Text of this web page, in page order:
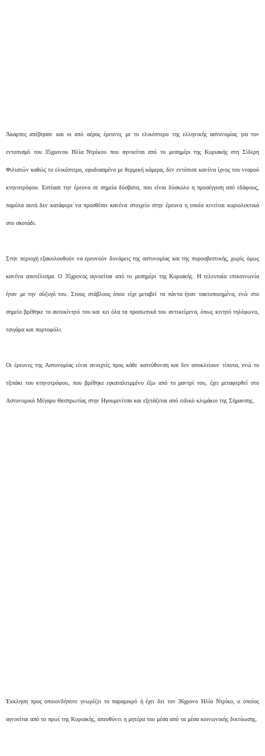
Άκαρπες απέβησαν και οι από αέρος έρευνες με το ελικόπτερο της ελληνικής αστυνομίας για τον
εντοπισμό του 35χρονου Ηλία Ντρίκου που αγνοείται από το μεσημέρι της Κυριακής στη Σίδερη
Φιλιατών καθώς το ελικόπτερο, εφοδιασμένο με θερμική κάμερα, δεν εντόπισε κανένα ίχνος του νεαρού
κτηνοτρόφου. Εστίασε την έρευνα σε σημεία δύσβατα, που είναι δύσκολο η προσέγγιση από εδάφους,
παρόλα αυτά δεν κατάφερε να προσθέσει κανένα στοιχείο στην έρευνα η οποία κινείται κυριολεκτικά
στο σκοτάδι.
Στην περιοχή εξακολουθούν να ερευνούν δυνάμεις της αστυνομίας και της πυροσβεστικής, χωρίς όμως
κανένα αποτέλεσμα. Ο 35χρονος αγνοείται από το μεσημέρι της Κυριακής. Η τελευταία επικοινωνία
ήταν με την σύζυγό του. Στους στάβλους όπου είχε μεταβεί τα πάντα ήταν τακτοποιημένα, ενώ στο
σημείο βρέθηκε το αυτοκίνητό του και κει όλα τα προσωπικά του αντικείμενα, όπως κινητό τηλέφωνο,
τσιγάρα και πορτοφόλι.
Οι έρευνες της Αστυνομίας είναι ανοιχτές προς κάθε κατεύθυνση και δεν αποκλείουν τίποτα, ενώ το
τζιπάκι του κτηνοτρόφου, που βρέθηκε εγκαταλειμμένο έξω από το μαντρί του, έχει μεταφερθεί στο
Αστυνομικό Μέγαρο Θεσπρωτίας στην Ηγουμενίτσα και εξετάζεται από ειδικό κλιμάκιο της Σήμανσης.
Έκκληση προς οποιονδήποτε γνωρίζει το παραμικρό ή έχει δει τον 36χρονο Ηλία Ντρίκο, ο οποίος
αγνοείται από το πρωί της Κυριακής, απευθύνει η μητέρα του μέσα από τα μέσα κοινωνικής δικτύωσης.